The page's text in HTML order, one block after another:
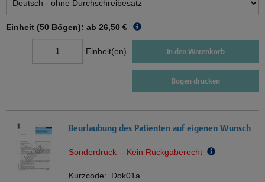
Einheit (50 Bögen): ab 26,50 €
Einheit(en) In den Warenkorb
Bogen drucken
Beurlaubung des Patienten auf eigenen Wunsch
Sonderdruck - Kein Rückgaberecht
Kurzcode: Dok01a